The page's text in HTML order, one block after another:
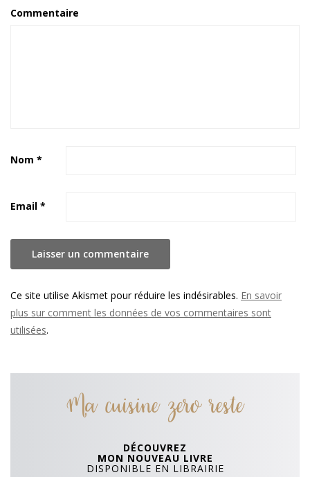
Commentaire
Nom *
Email *
Ce site utilise Akismet pour réduire les indésirables. En savoir
plus sur comment les données de vos commentaires sont
utilisées.
Ma cuisine zero reste
DÉCOUVREZ
MON NOUVEAU LIVRE
DISPONIBLE EN LIBRAIRIE